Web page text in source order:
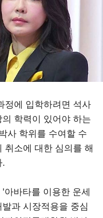
정에 입학하려면 석사
학력이 있어야 하는
사 학위를 수여할 수
취소에 대한 심의를 해
.
바타를 이용한 운세
과 시장적용을 중심